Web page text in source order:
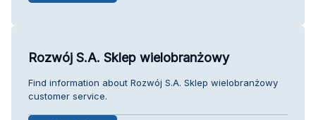
Rozwój S.A. Sklep wielobranżowy
Find information about Rozwój S.A. Sklep wielobranżowy
customer service.